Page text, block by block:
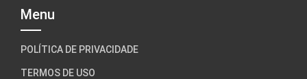
Menu
POLÍTICA DE PRIVACIDADE
TERMOS DE USO